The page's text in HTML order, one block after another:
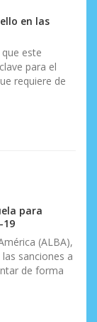
en las
este
para el
requiere de
para
19
(ALBA),
sanciones a
de forma